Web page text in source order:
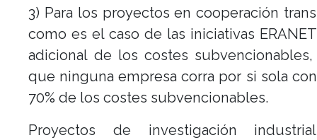
3) Para los proyectos en cooperación
como es el caso de las iniciativas
adicional de los costes
que ninguna empresa corra por si sola
70% de los costes subvencionables.
Proyectos de investigación